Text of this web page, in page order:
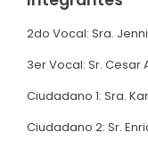
Mapa
Clima
Población
Cabecera
Plan de
Plan Anual
2do Vocal: Sra.
3er Vocal: Sr. Cesar
Ciudadano 1: Sra.
Ciudadano 2: Sr.